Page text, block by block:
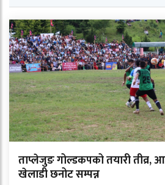
ताप्लेजुङ गोल्डकपको तयारी तीव्र,
खेलाडी छनोट सम्पन्न